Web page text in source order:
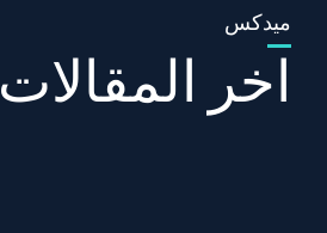
ميدكس
اخر المقالات